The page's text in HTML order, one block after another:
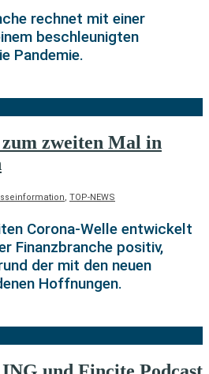
rechnet mit einer
beschleunigten
Pandemie.
zweiten Mal in
, TOP-NEWS
Corona-Welle entwickelt
Finanzbranche positiv,
der mit den neuen
Hoffnungen.